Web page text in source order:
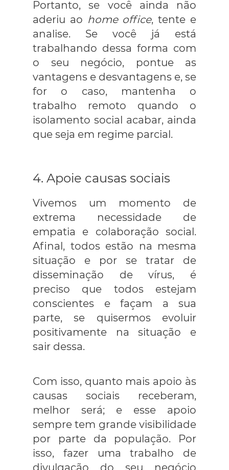
Portanto, se você ainda não
aderiu ao home office, tente e
analise. Se você já está
trabalhando dessa forma com
o seu negócio, pontue as
vantagens e desvantagens e, se
for o caso, mantenha o
trabalho remoto quando o
isolamento social acabar, ainda
que seja em regime parcial.
4. Apoie causas sociais
Vivemos um momento de
extrema necessidade de
empatia e colaboração social.
Afinal, todos estão na mesma
situação e por se tratar de
disseminação de vírus, é
preciso que todos estejam
conscientes e façam a sua
parte, se quisermos evoluir
positivamente na situação e
sair dessa.
Com isso, quanto mais apoio às
causas sociais receberam,
melhor será; e esse apoio
sempre tem grande visibilidade
por parte da população. Por
isso, fazer uma trabalho de
divulgação do seu negócio